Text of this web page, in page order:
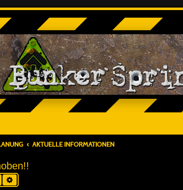
AKTUELLE INFORMATIONEN
Suche